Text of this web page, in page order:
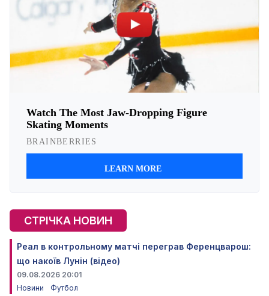
СТРІЧКА НОВИН
Реал в контрольному матчі переграв Ференцварош:
що накоїв Лунін (відео)
09.08.2026 20:01
Новини
Футбол